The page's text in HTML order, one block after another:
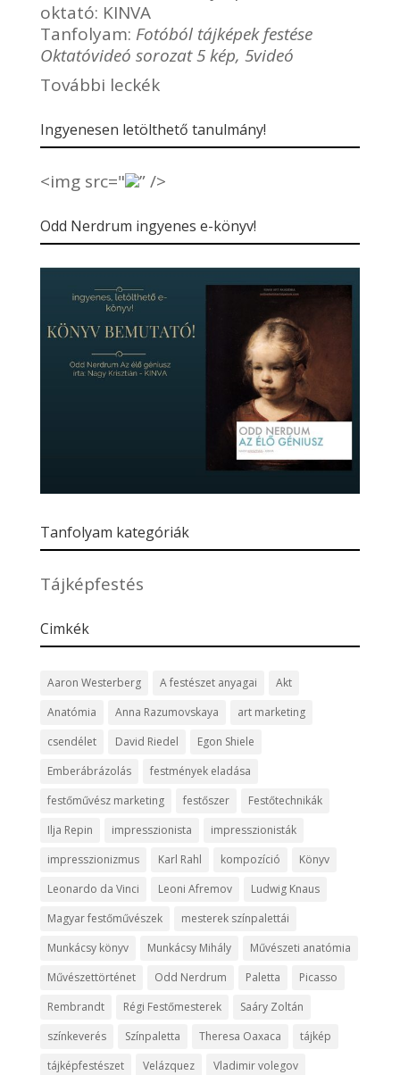
oktató: KINVA
Tanfolyam: Fotóból tájképek festése
Oktatóvideó sorozat 5 kép, 5videó
További leckék
Ingyenesen letölthető tanulmány!
<img src=" ” />
Odd Nerdrum ingyenes e-könyv!
Tanfolyam kategóriák
Tájképfestés
Cimkék
Aaron Westerberg A festészet anyagai
Akt
Anatómia
Anna Razumovskaya
art marketing
csendélet
David Riedel
Egon Shiele
Emberábrázolás
festmények eladása
festőművész marketing
festőszer
Festőtechnikák
Ilja Repin
impresszionista
impresszionisták
impresszionizmus
Karl Rahl kompozíció
Könyv
Leonardo da Vinci
Leoni Afremov
Ludwig Knaus
Magyar festőművészek
mesterek színpalettái
Munkácsy könyv
Munkácsy Mihály
Művészeti anatómia
Művészettörténet
Odd Nerdrum Paletta
Picasso
Rembrandt
Régi Festőmesterek
Saáry Zoltán
színkeverés
Színpaletta Theresa Oaxaca
tájkép
tájképfestészet
Velázquez
Vladimir volegov